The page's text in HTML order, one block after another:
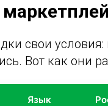
свои
Вот как они
Язык